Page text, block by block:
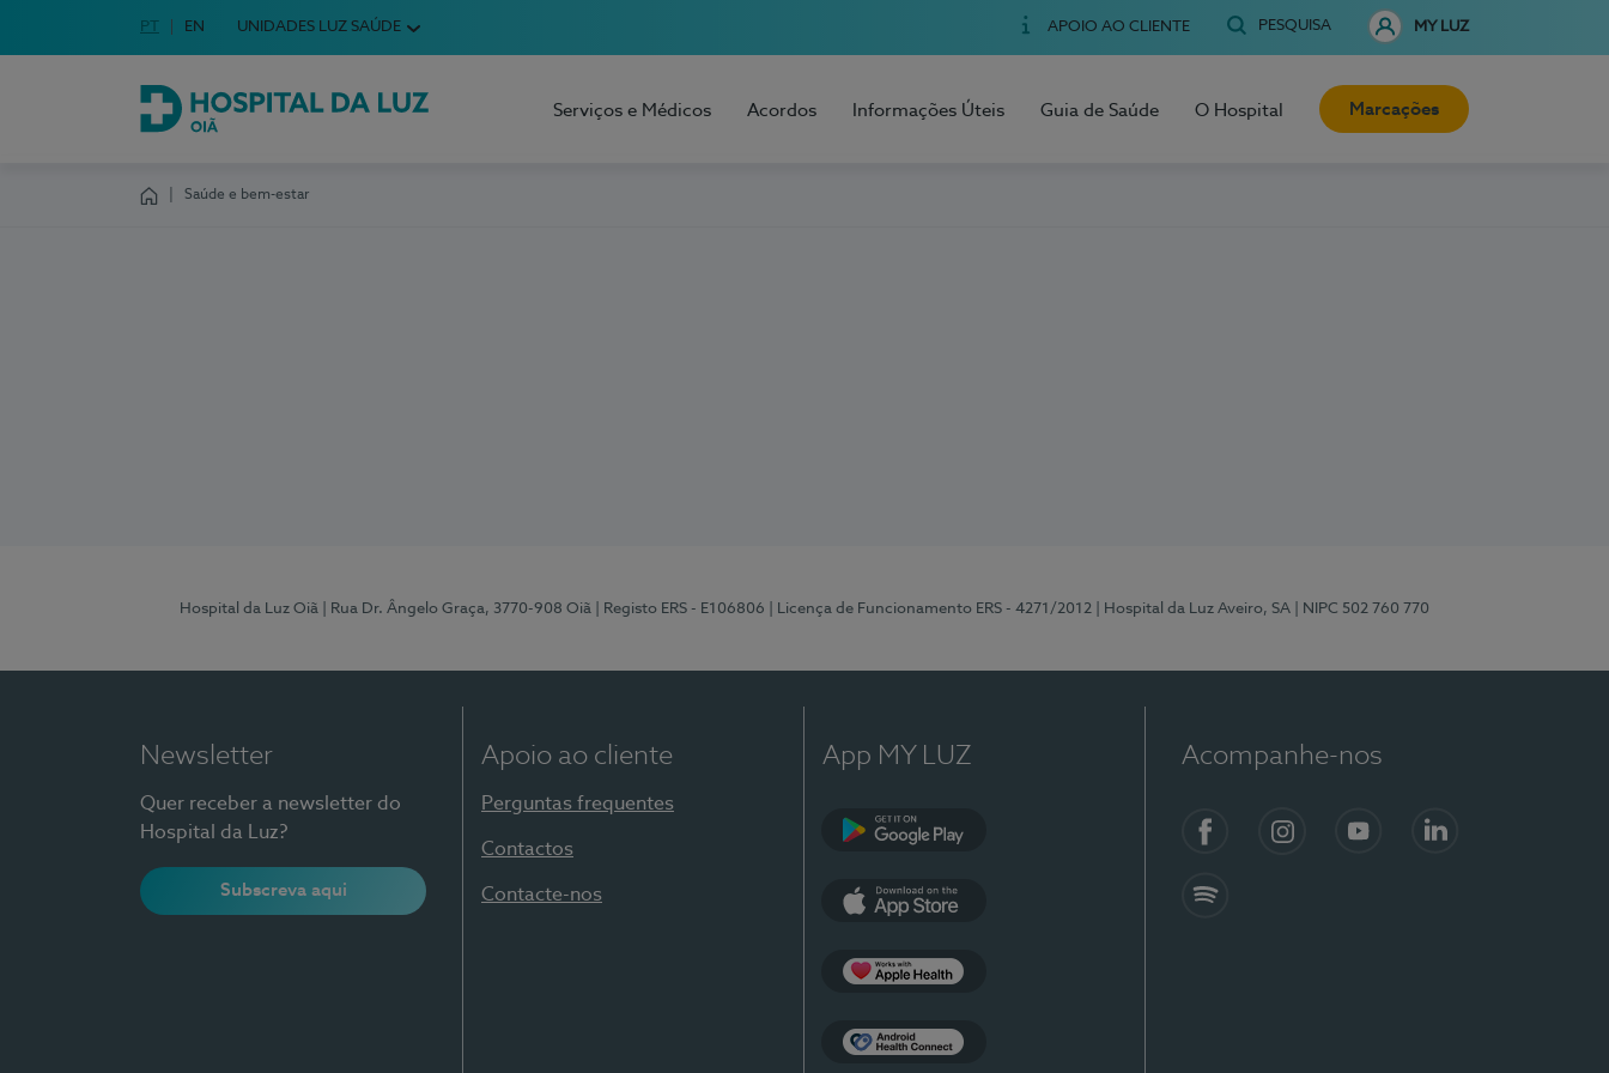
Escolha o seu idioma
Idioma em Português
PT English Language
EN UNIDADES LUZ SAÚDE APOIO AO CLIENTE PESQUISA MY LUZ
Hospital da Luz Oiã
Serviços e Médicos Acordos Informações Úteis Guia de Saúde O Hospital Marcações
Saúde e bem-estar
Hospital da Luz Oiã | Rua Dr. Ângelo Graça, 3770-908 Oiã | Registo ERS - E106806 | Licença de Funcionamento ERS - 4271/2012 | Hospital da Luz Aveiro, SA | NIPC 502 760 770
Newsletter
Quer receber a newsletter do
Hospital da Luz?
Subscreva aqui
Apoio ao cliente
Perguntas frequentes
Contactos
Contacte-nos
App MY LUZ Acompanhe-nos